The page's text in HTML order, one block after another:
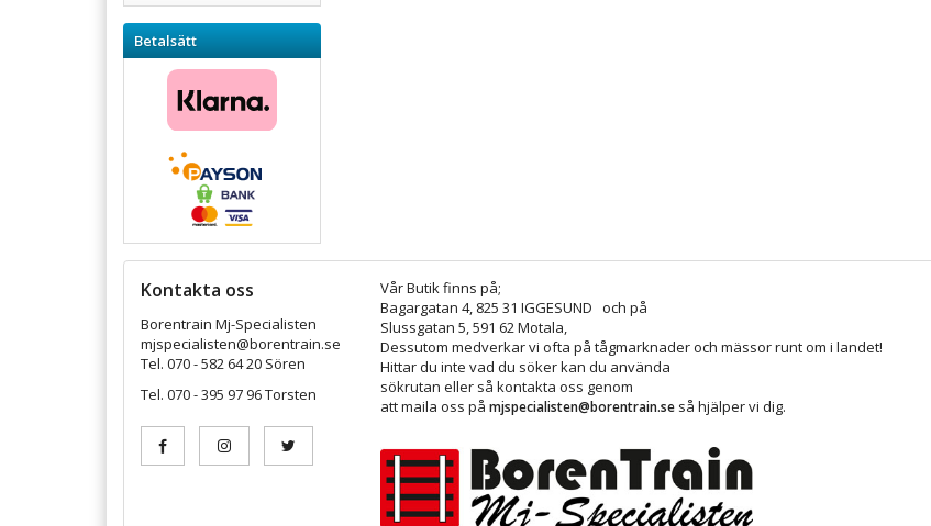
Betalsätt
Kontakta oss
Borentrain Mj-Specialisten
mjspecialisten@borentrain.se
Tel. 070 - 582 64 20 Sören
Tel. 070 - 395 97 96 Torsten
Vår Butik finns på;
Bagargatan 4, 825 31 IGGESUND och på
Slussgatan 5, 591 62 Motala,
Dessutom medverkar vi ofta på tågmarknader och mässor runt om i landet!
Hittar du inte vad du söker kan du använda
sökrutan eller så kontakta oss genom
att maila oss på mjspecialisten@borentrain.se så hjälper vi dig.